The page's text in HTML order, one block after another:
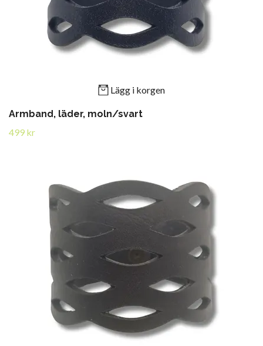
Lägg i korgen
Armband, läder, moln/svart
499 kr